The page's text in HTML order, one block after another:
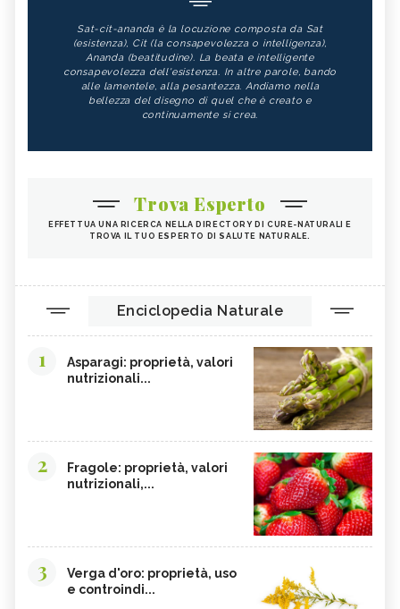
Sat-cit-ananda è la locuzione composta da Sat
(esistenza), Cit (la consapevolezza o intelligenza),
Ananda (beatitudine). La beata e intelligente
consapevolezza dell'esistenza. In altre parole, bando
alle lamentele, alla pesantezza. Andiamo nella
bellezza del disegno di quel che è creato e
continuamente si crea.
Trova Esperto
EFFETTUA UNA RICERCA NELLA DIRECTORY DI CURE-NATURALI E
TROVA IL TUO ESPERTO DI SALUTE NATURALE.
Enciclopedia Naturale
1
Asparagi: proprietà, valori
nutrizionali...
2
Fragole: proprietà, valori
nutrizionali,...
3
Verga d'oro: proprietà, uso
e controindi...